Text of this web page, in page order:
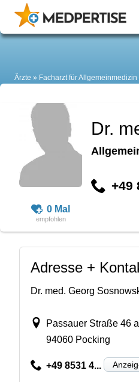
Ärzte Facharzt für
0 Mal
Dr.
+49
Adresse +
Dr. med. Georg
Passauer Straße 46 a
94060 Pocking
+49 8531 4...